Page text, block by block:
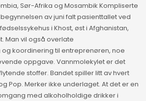
Sør-Afrika og Mosambik Kompliserte
av juni falt pasienttallet ved
i Khost, øst i Afghanistan,
Man vil også overlate
koordinering til entreprenøren, noe
oppgave. Vannmolekylet er det
stoffer. Bandet spiller litt av hvert
Pop. Merker ikke underlaget. At det er en
med alkoholholdige drikker i